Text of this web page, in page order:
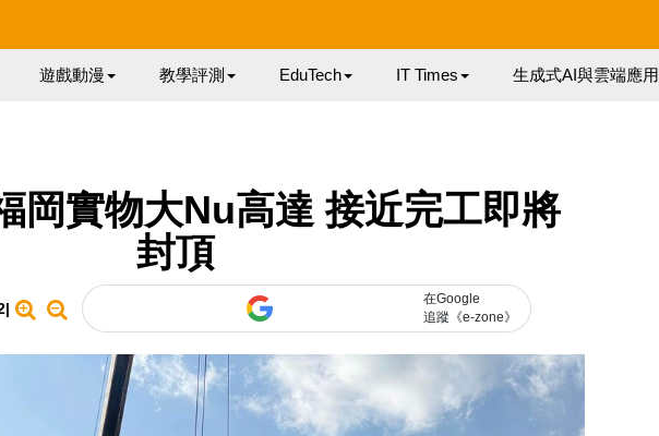
遊戲動漫 教學評測 EduTech IT Times 生成式AI與雲端應用
岡實物大Nu高達 接近完工即將
封頂
|
在Google
追蹤《e-zone》